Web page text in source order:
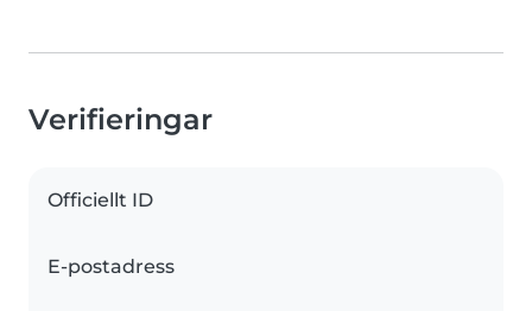
Verifieringar
Officiellt ID
E-postadress